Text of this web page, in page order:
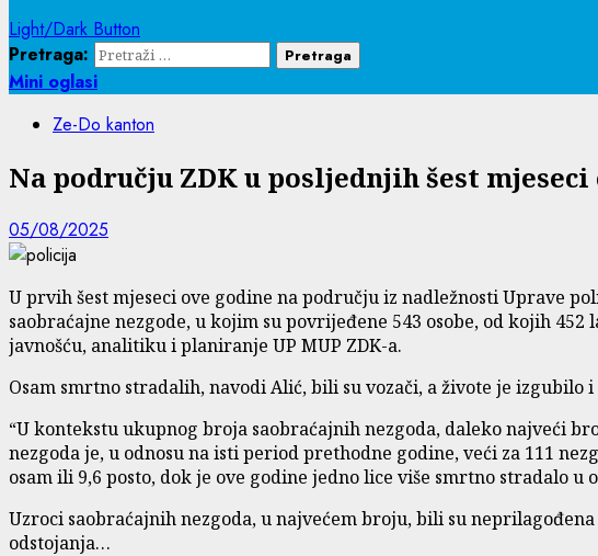
Light/Dark Button
Pretraga:
Mini oglasi
Ze-Do kanton
Na području ZDK u posljednjih šest
05/08/2025
U prvih šest mjeseci ove godine na području iz nadležnosti Uprave
saobraćajne nezgode, u kojim su povrijeđene 543 osobe, od kojih
javnošću, analitiku i planiranje UP MUP ZDK-a.
Osam smrtno stradalih, navodi Alić, bili su vozači, a živote je izgubilo
“U kontekstu ukupnog broja saobraćajnih nezgoda, daleko najveći
nezgoda je, u odnosu na isti period prethodne godine, veći za 111
osam ili 9,6 posto, dok je ove godine jedno lice više smrtno stradalo u
Uzroci saobraćajnih nezgoda, u najvećem broju, bili su
odstojanja…